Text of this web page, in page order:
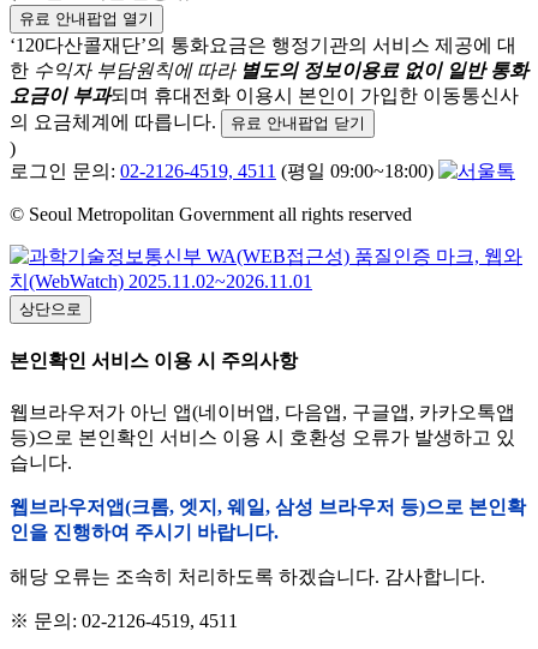
유료 안내팝업 열기
‘120다산콜재단’의 통화요금은 행정기관의 서비스 제공에 대
한 수익자 부담원칙에 따라 별도의 정보이용료 없이 일반 통화
요금이 부과되며 휴대전화 이용시 본인이 가입한 이동통신사
의 요금체계에 따릅니다.
유료 안내팝업 닫기
)
로그인 문의: 02-2126-4519, 4511 (평일 09:00~18:00)
© Seoul Metropolitan Government all rights reserved
상단으로
본인확인 서비스 이용 시 주의사항
웹브라우저가 아닌 앱(네이버앱, 다음앱, 구글앱, 카카오톡앱
등)으로 본인확인 서비스 이용 시 호환성 오류가 발생하고 있
습니다.
웹브라우저앱(크롬, 엣지, 웨일, 삼성 브라우저 등)으로 본인확
인을 진행하여 주시기 바랍니다.
해당 오류는 조속히 처리하도록 하겠습니다. 감사합니다.
※ 문의: 02-2126-4519, 4511